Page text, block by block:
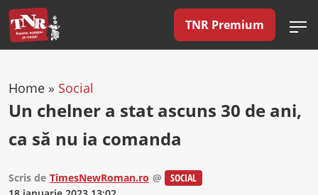
TNR Premium
Home » Social
Un chelner a stat ascuns 30 de ani,
ca să nu ia comanda
Scris de TimesNewRoman.ro @
SOCIAL